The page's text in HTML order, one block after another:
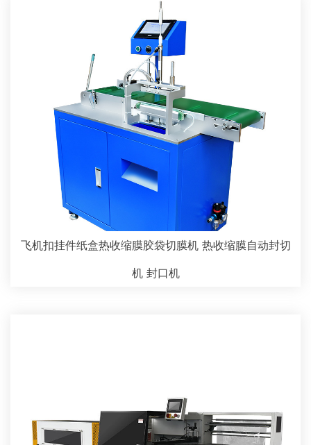
飞机扣挂件纸盒热收缩膜胶袋切膜机 热收缩膜自动封切
机 封口机